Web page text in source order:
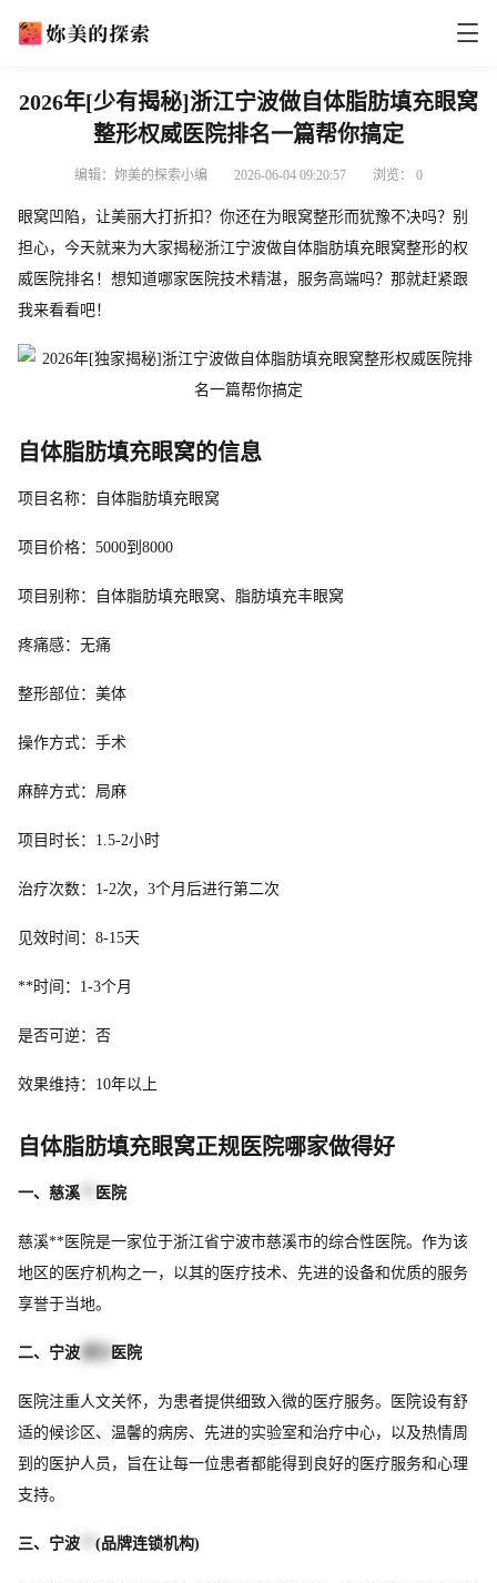
2026年[少有揭秘]浙江宁波做自体脂肪填充眼窝
整形权威医院排名一篇帮你搞定
编辑：妳美的探索小编 2026-06-04 09:20:57 浏览： 0
眼窝凹陷，让美丽大打折扣？你还在为眼窝整形而犹豫不决吗？别
担心，今天就来为大家揭秘浙江宁波做自体脂肪填充眼窝整形的权
威医院排名！想知道哪家医院技术精湛，服务高端吗？那就赶紧跟
我来看看吧！
自体脂肪填充眼窝的信息
项目名称：自体脂肪填充眼窝
项目价格：5000到8000
项目别称：自体脂肪填充眼窝、脂肪填充丰眼窝
疼痛感：无痛
整形部位：美体
操作方式：手术
麻醉方式：局麻
项目时长：1.5-2小时
治疗次数：1-2次，3个月后进行第二次
见效时间：8-15天
**时间：1-3个月
是否可逆：否
效果维持：10年以上
自体脂肪填充眼窝正规医院哪家做得好
一、慈溪 医院
慈溪**医院是一家位于浙江省宁波市慈溪市的综合性医院。作为该
地区的医疗机构之一，以其的医疗技术、先进的设备和优质的服务
享誉于当地。
二、宁波 医院
医院注重人文关怀，为患者提供细致入微的医疗服务。医院设有舒
适的候诊区、温馨的病房、先进的实验室和治疗中心，以及热情周
到的医护人员，旨在让每一位患者都能得到良好的医疗服务和心理
支持。
三、宁波 (品牌连锁机构)